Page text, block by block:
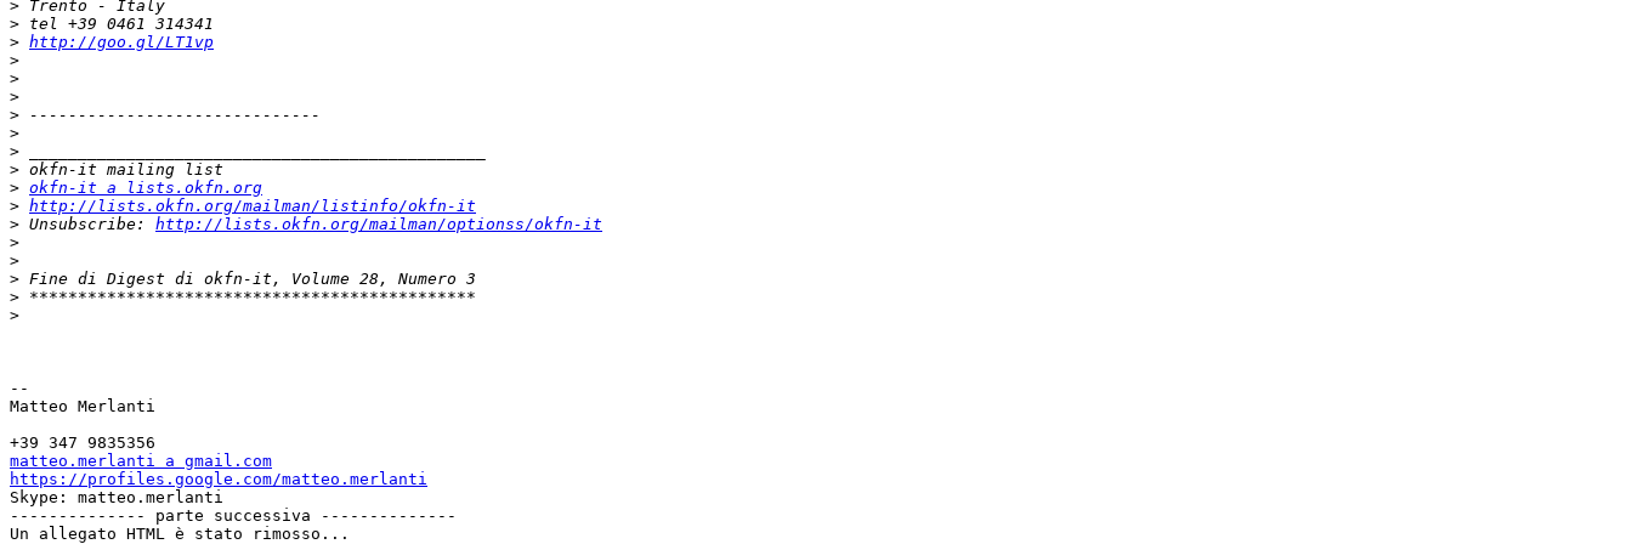
>
>
> http://goo.gl/LT1vp
>
>
>
>
>
>
>
> okfn-it a lists.okfn.org
> http://lists.okfn.org/mailman/listinfo/okfn-it
> Unsubscribe: http://lists.okfn.org/mailman/optionss/okfn-it
>
>
>
>
>
--
Matteo Merlanti
matteo.merlanti a gmail.com
https://profiles.google.com/matteo.merlanti
Skype: matteo.merlanti
-------------- parte successiva --------------
Un allegato HTML è stato rimosso...